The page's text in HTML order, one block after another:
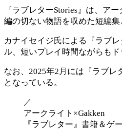
『ラブレターStories』は、ア
編の切ない物語を収めた短編集
カナイセイジ氏による『ラブ
ル、短いプレイ時間ながらも
なお、2025年2月には『ラブレ
となっている。
／
アークライト×Gakken
『ラブレター』書籍＆ゲ